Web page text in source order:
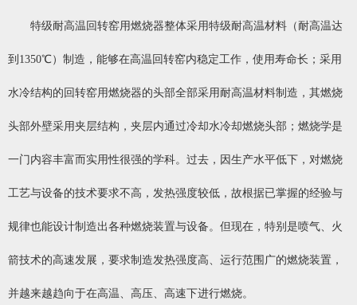
特级耐高温回转窑用燃烧器整体采用特级耐高温材料（耐高温达
到1350℃）制造，能够在高温回转窑内稳定工作，使用寿命长；采用
水冷结构的回转窑用燃烧器的头部全部采用耐高温材料制造，其燃烧
头部外壁采用夹层结构，夹层内通过冷却水冷却燃烧头部；燃烧学是
一门内容丰富而实用性很强的学科。过去，因生产水平低下，对燃烧
工艺与设备的技术要求不高，发热强度较低，故根据已掌握的经验与
规律也能设计制造出各种燃烧装置与设备。但现在，特别是喷气、火
箭技术的高速发展，要求制造发热强度高、运行范围广的燃烧装置，
并越来越趋向于在高温、高压、高速下进行燃烧。